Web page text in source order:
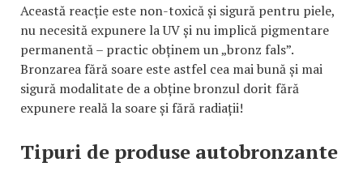
Această reacție este non-toxică și sigură pentru piele,
nu necesită expunere la UV și nu implică pigmentare
permanentă – practic obținem un „bronz fals”.
Bronzarea fără soare este astfel cea mai bună și mai
sigură modalitate de a obține bronzul dorit fără
expunere reală la soare și fără radiații!
Tipuri de produse autobronzante